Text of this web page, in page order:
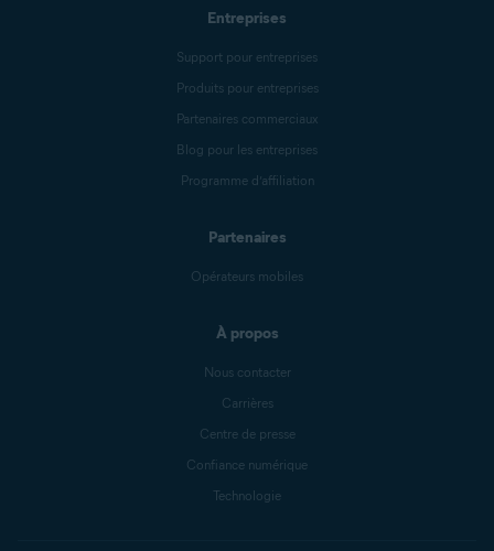
Entreprises
Support pour entreprises
Produits pour entreprises
Partenaires commerciaux
Blog pour les entreprises
Programme d’affiliation
Partenaires
Opérateurs mobiles
À propos
Nous contacter
Carrières
Centre de presse
Confiance numérique
Technologie